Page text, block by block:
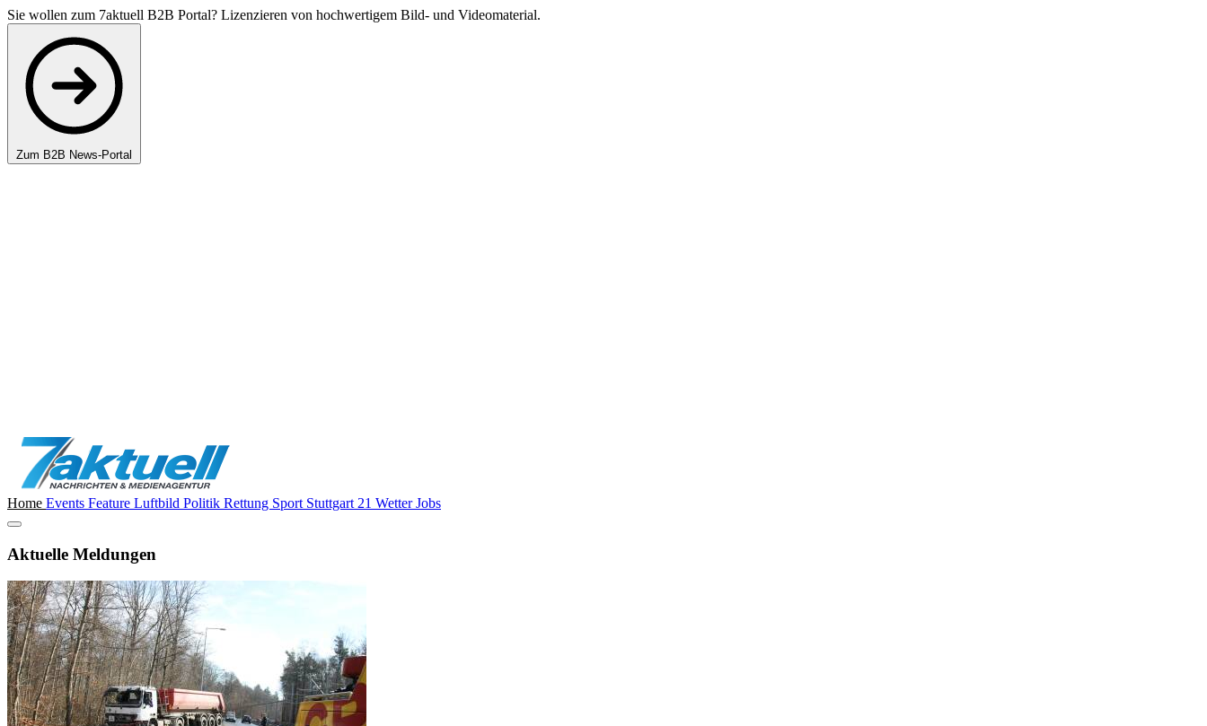
Sie wollen zum 7aktuell B2B Portal? Lizenzieren von hochwertigem Bild- und Videomaterial.
Zum B2B News-Portal
Home Events Feature Luftbild Politik Rettung Sport Stuttgart 21 WetterJobs
Aktuelle Meldungen